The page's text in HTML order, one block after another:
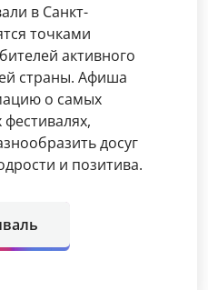
в Санкт-
точками
активного
страны. Афиша
о самых
досуг
и позитива.